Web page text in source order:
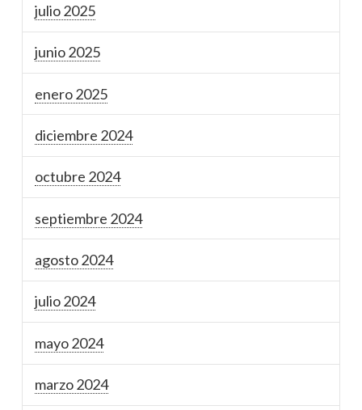
julio 2025
junio 2025
enero 2025
diciembre 2024
octubre 2024
septiembre 2024
agosto 2024
julio 2024
mayo 2024
marzo 2024